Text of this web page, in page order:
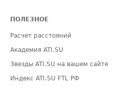
ПОЛЕЗНОЕ
Расчет расстояний
Академия ATI.SU
Звезды ATI.SU на вашем сайте
Индекс ATI.SU FTL РФ